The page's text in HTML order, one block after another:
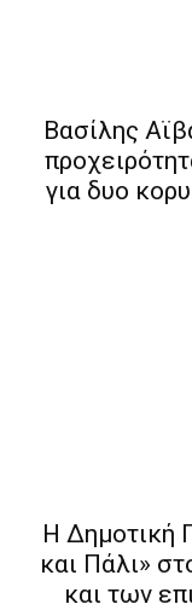
Βασίλης
για δυο
Η Δημοτική
και Πάλι»
και των